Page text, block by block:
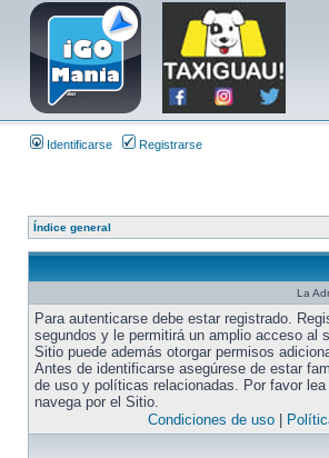
Identificarse Registrarse
Índice general
La
Para autenticarse debe estar registrado.
segundos y le permitirá un amplio acceso al
Sitio puede además otorgar permisos
Antes de identificarse asegúrese de estar
de uso y políticas relacionadas. Por favor
navega por el Sitio.
Condiciones de uso|